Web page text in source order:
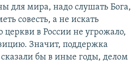
для мира, надо слушать Бога,
совесть, а не искать
в России не угрожало,
Значит, поддержка
бы в иные годы, делом